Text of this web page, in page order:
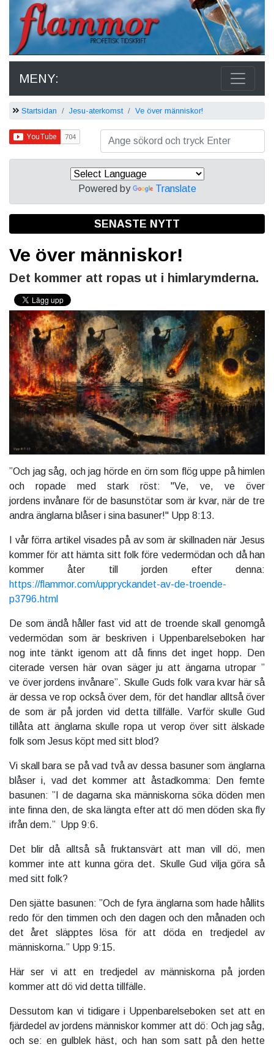
MENY:
Startsidan Jesu-aterkomst Ve över människor!
Powered by Translate
SENASTE NYTT
Ve över människor!
Det kommer att ropas ut i himlarymderna.
”Och jag såg, och jag hörde en örn som flög uppe på himlen
och ropade med stark röst: "Ve, ve, ve över
jordens invånare för de basunstötar som är kvar, när de tre
andra änglarna blåser i sina basuner!" Upp 8:13.
I vår förra artikel visades på av som är skillnaden när Jesus
kommer för att hämta sitt folk före vedermödan och då han
kommer åter till jorden efter denna:
https://flammor.com/uppryckandet-av-de-troende-
p3796.html
De som ändå håller fast vid att de troende skall genomgå
vedermödan som är beskriven i Uppenbarelseboken har
nog inte tänkt igenom att då finns det inget hopp. Den
citerade versen här ovan säger ju att ängarna utropar ”
ve över jordens invånare”. Skulle Guds folk vara kvar här så
är dessa ve rop också över dem, för det handlar alltså över
de som är på jorden vid detta tillfälle. Varför skulle Gud
tillåta att änglarna skulle ropa ut verop över sitt älskade
folk som Jesus köpt med sitt blod?
Vi skall bara se på vad två av dessa basuner som änglarna
blåser i, vad det kommer att åstadkomma: Den femte
basunen: ”I de dagarna ska människorna söka döden men
inte finna den, de ska längta efter att dö men döden ska fly
ifrån dem.” Upp 9:6.
Det blir då alltså så fruktansvärt att man vill dö, men
kommer inte att kunna göra det. Skulle Gud vilja göra så
med sitt folk?
Den sjätte basunen: ”Och de fyra änglarna som hade hållits
redo för den timmen och den dagen och den månaden och
det året släpptes lösa för att döda en tredjedel av
människorna.” Upp 9:15.
Här ser vi att en tredjedel av människorna på jorden
kommer att dö vid detta tillfälle.
Dessutom kan vi tidigare i Uppenbarelseboken set att en
fjärdedel av jordens människor kommer att dö: Och jag såg,
och se: en gulblek häst, och han som satt på den hette